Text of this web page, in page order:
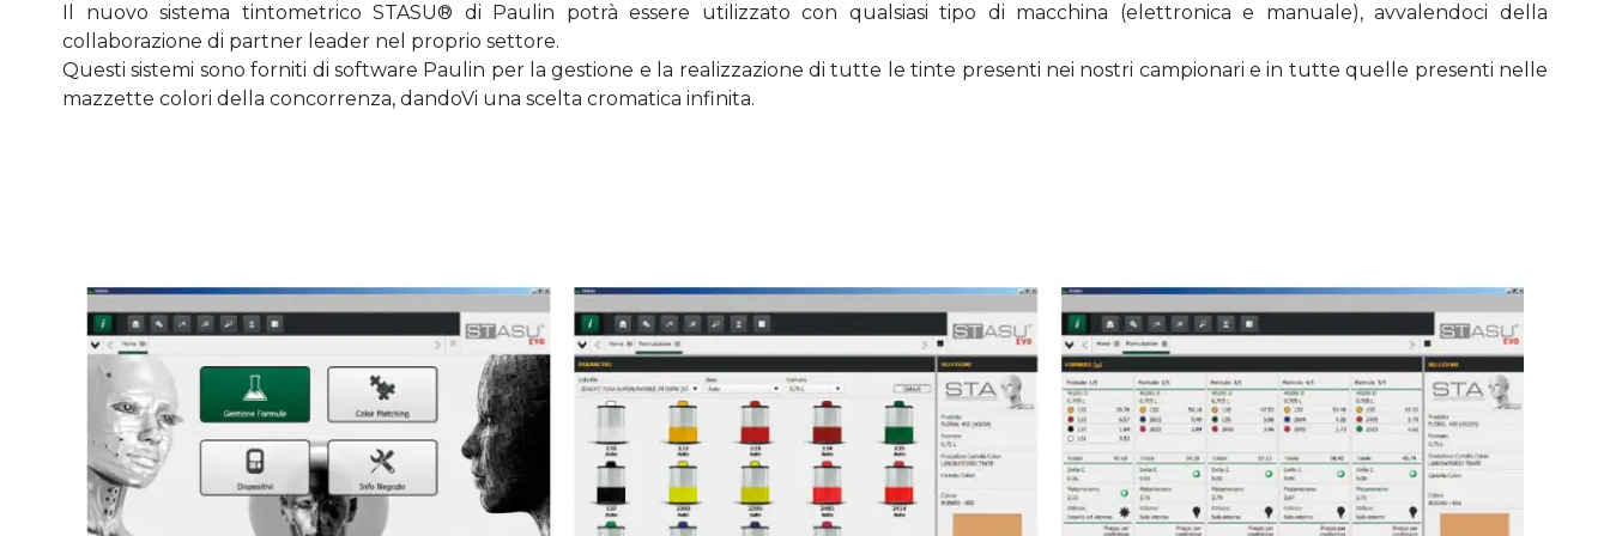
Il nuovo sistema tintometrico STASU® di Paulin potrà essere utilizzato con qualsiasi tipo di macchina (elettronica e manuale), avvalendoci della
collaborazione di partner leader nel proprio settore.
Questi sistemi sono forniti di software Paulin per la gestione e la realizzazione di tutte le tinte presenti nei nostri campionari e in tutte quelle presenti nelle
mazzette colori della concorrenza, dandoVi una scelta cromatica infinita.